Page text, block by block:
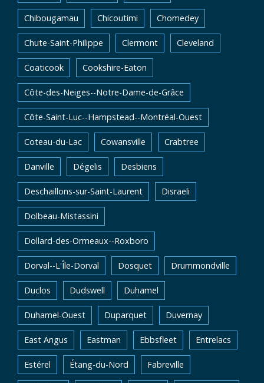
Chibougamau Chicoutimi Chomedey
Chute-Saint-Philippe Clermont Cleveland
Coaticook Cookshire-Eaton
Côte-des-Neiges--Notre-Dame-de-Grâce
Côte-Saint-Luc--Hampstead--Montréal-Ouest
Coteau-du-Lac Cowansville Crabtree
Danville Dégelis Desbiens
Deschaillons-sur-Saint-Laurent Disraeli
Dolbeau-Mistassini
Dollard-des-Ormeaux--Roxboro
Dorval--L'Île-Dorval Dosquet Drummondville
Duclos Dudswell Duhamel
Duhamel-Ouest Duparquet Duvernay
East Angus Eastman Ebbsfleet Entrelacs
Estérel Étang-du-Nord Fabreville